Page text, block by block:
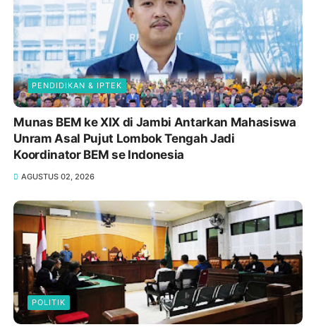
PENDIDIKAN & IPTEK
Munas BEM ke XIX di Jambi Antarkan Mahasiswa
Unram Asal Pujut Lombok Tengah Jadi
Koordinator BEM se Indonesia
AGUSTUS 02, 2026
POLITIK